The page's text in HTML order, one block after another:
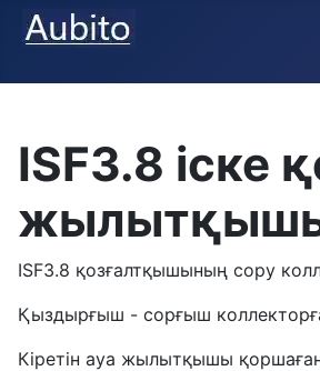
ISF3.8 іске
ISF3.8 қозғалтқышының сору
Қыздырғыш - сорғыш
Кіретін ауа жылытқышы